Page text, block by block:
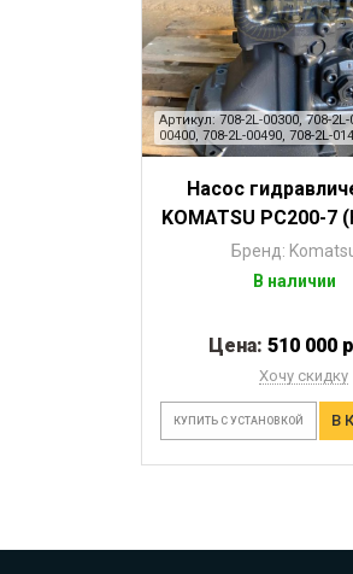
Артикул: 708-2L-00300, 708-2L-
00400, 708-2L-00490, 708-2L-
Насос
KOMATSU PC200-7
Бренд:
В наличии
Цена: 510 000
Хочу скидку
КУПИТЬ С УСТАНОВКОЙ В